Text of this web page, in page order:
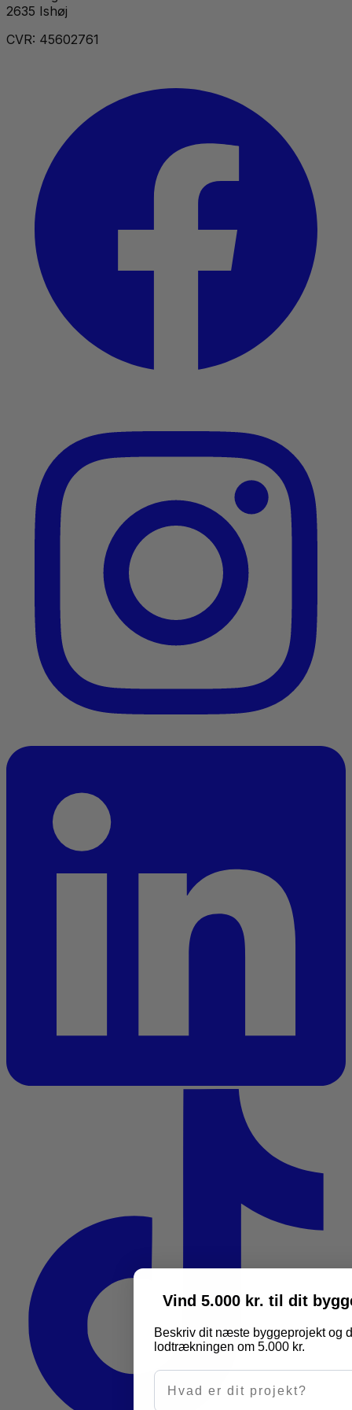
2635 Ishøj
CVR: 45602761
Vind 5.000 kr. til dit
Beskriv dit næste byggeprojekt og
lodtrækningen om 5.000 kr.
Hvad er dit projekt?